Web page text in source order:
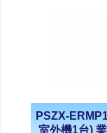
PSZX-
室外機1台)